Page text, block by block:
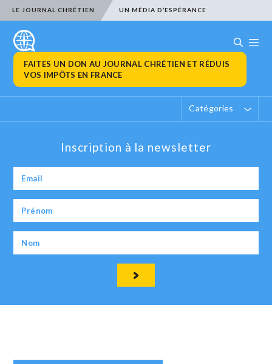
LE JOURNAL CHRÉTIEN UN MÉDIA D’ESPÉRANCE
FAITES UN DON AU JOURNAL CHRÉTIEN ET RÉDUIS
VOS IMPÔTS EN FRANCE
Catégories
Inscription à la newsletter